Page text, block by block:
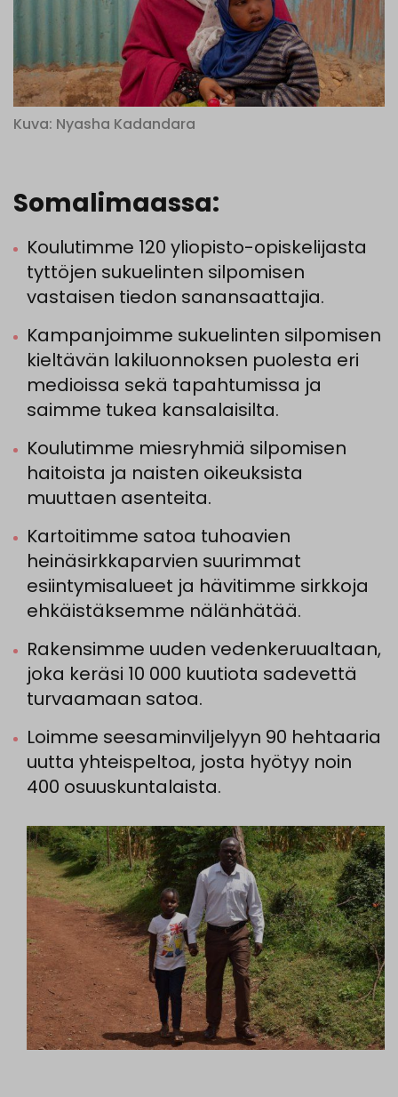
Kuva: Nyasha Kadandara
Somalimaassa:
Koulutimme 120 yliopisto-­opiskelijasta
tyttöjen sukuelinten silpomisen
vastaisen tiedon sanansaattajia.
Kampanjoimme sukuelinten silpomisen
kieltävän lakiluonnoksen puolesta eri
medioissa sekä tapahtumissa ja
saimme tukea kansalaisilta.
Koulutimme miesryhmiä silpomisen
haitoista ja naisten oikeuksista
muuttaen asenteita.
Kartoitimme satoa tuhoavien
heinäsirkkaparvien suurimmat
esiintymisalueet ja hävitimme sirkkoja
ehkäistäksemme nälänhätää.
Rakensimme uuden vedenkeruualtaan,
joka keräsi 10 000 kuutiota sadevettä
turvaamaan satoa.
Loimme seesaminviljelyyn 90 hehtaaria
uutta yhteispeltoa, josta hyötyy noin
400 osuuskuntalaista.